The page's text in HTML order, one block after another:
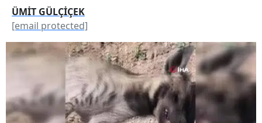
ÜMİT GÜLÇİÇEK
[email protected]